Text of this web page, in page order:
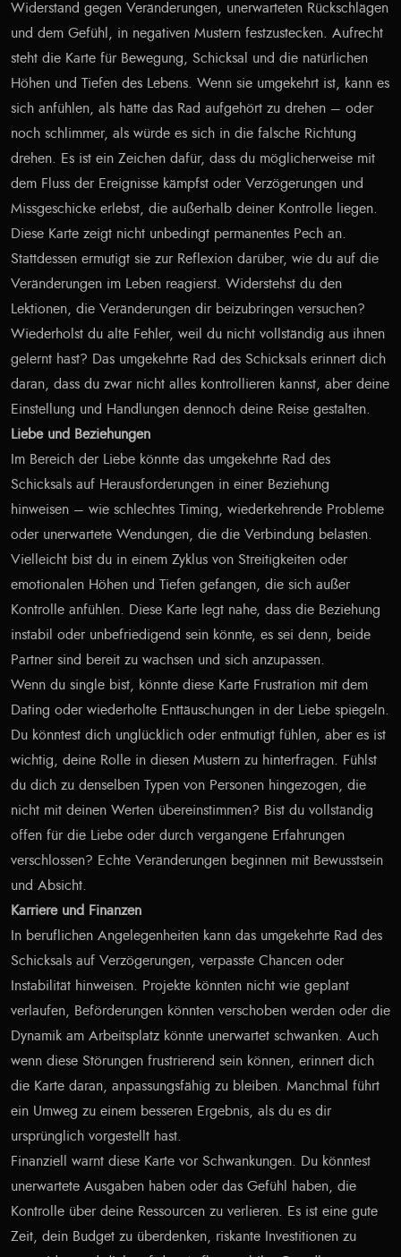
Widerstand gegen Veränderungen, unerwarteten Rückschlägen
und dem Gefühl, in negativen Mustern festzustecken. Aufrecht
steht die Karte für Bewegung, Schicksal und die natürlichen
Höhen und Tiefen des Lebens. Wenn sie umgekehrt ist, kann es
sich anfühlen, als hätte das Rad aufgehört zu drehen – oder
noch schlimmer, als würde es sich in die falsche Richtung
drehen. Es ist ein Zeichen dafür, dass du möglicherweise mit
dem Fluss der Ereignisse kämpfst oder Verzögerungen und
Missgeschicke erlebst, die außerhalb deiner Kontrolle liegen.
Diese Karte zeigt nicht unbedingt permanentes Pech an.
Stattdessen ermutigt sie zur Reflexion darüber, wie du auf die
Veränderungen im Leben reagierst. Widerstehst du den
Lektionen, die Veränderungen dir beizubringen versuchen?
Wiederholst du alte Fehler, weil du nicht vollständig aus ihnen
gelernt hast? Das umgekehrte Rad des Schicksals erinnert dich
daran, dass du zwar nicht alles kontrollieren kannst, aber deine
Einstellung und Handlungen dennoch deine Reise gestalten.
Liebe und Beziehungen
Im Bereich der Liebe könnte das umgekehrte Rad des
Schicksals auf Herausforderungen in einer Beziehung
hinweisen – wie schlechtes Timing, wiederkehrende Probleme
oder unerwartete Wendungen, die die Verbindung belasten.
Vielleicht bist du in einem Zyklus von Streitigkeiten oder
emotionalen Höhen und Tiefen gefangen, die sich außer
Kontrolle anfühlen. Diese Karte legt nahe, dass die Beziehung
instabil oder unbefriedigend sein könnte, es sei denn, beide
Partner sind bereit zu wachsen und sich anzupassen.
Wenn du single bist, könnte diese Karte Frustration mit dem
Dating oder wiederholte Enttäuschungen in der Liebe spiegeln.
Du könntest dich unglücklich oder entmutigt fühlen, aber es ist
wichtig, deine Rolle in diesen Mustern zu hinterfragen. Fühlst
du dich zu denselben Typen von Personen hingezogen, die
nicht mit deinen Werten übereinstimmen? Bist du vollständig
offen für die Liebe oder durch vergangene Erfahrungen
verschlossen? Echte Veränderungen beginnen mit Bewusstsein
und Absicht.
Karriere und Finanzen
In beruflichen Angelegenheiten kann das umgekehrte Rad des
Schicksals auf Verzögerungen, verpasste Chancen oder
Instabilität hinweisen. Projekte könnten nicht wie geplant
verlaufen, Beförderungen könnten verschoben werden oder die
Dynamik am Arbeitsplatz könnte unerwartet schwanken. Auch
wenn diese Störungen frustrierend sein können, erinnert dich
die Karte daran, anpassungsfähig zu bleiben. Manchmal führt
ein Umweg zu einem besseren Ergebnis, als du es dir
ursprünglich vorgestellt hast.
Finanziell warnt diese Karte vor Schwankungen. Du könntest
unerwartete Ausgaben haben oder das Gefühl haben, die
Kontrolle über deine Ressourcen zu verlieren. Es ist eine gute
Zeit, dein Budget zu überdenken, riskante Investitionen zu